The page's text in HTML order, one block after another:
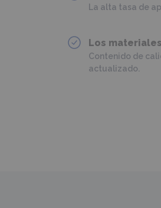
La alta tasa de
Los
Contenido de
actualizado.